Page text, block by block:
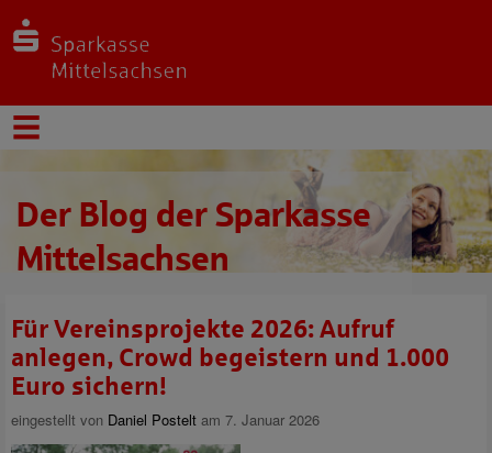
Der Blog der Sparkasse
Mittelsachsen
Für Vereinsprojekte 2026: Aufruf
anlegen, Crowd begeistern und 1.000
Euro sichern!
eingestellt von Daniel Postelt am 7. Januar 2026